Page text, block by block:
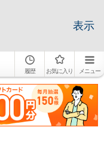
表示
履歴 お気に入り メニュー